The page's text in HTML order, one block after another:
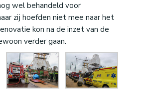
wel behandeld voor
zij hoefden niet mee naar het
kon na de inzet van de
verder gaan.